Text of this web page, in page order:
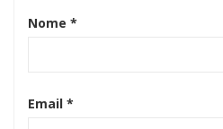
Nome *
Email *